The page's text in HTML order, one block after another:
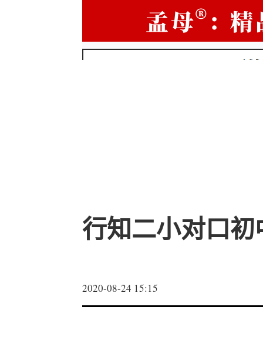
行知二小对口初
2020-08-24 15:15